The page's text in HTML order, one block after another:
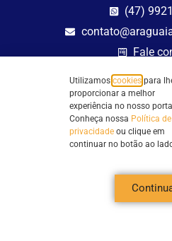
(47)
Fale
Site
Todos os direitos reservados -
CNPJ
Utilizamos cookies para
proporcionar a melhor
experiência no nosso
Conheça nossa Política de
privacidade ou clique em
continuar no botão ao